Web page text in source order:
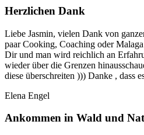
Herzlichen Dank
Liebe Jasmin, vielen Dank von
paar Cooking, Coaching oder
Dir und man wird reichlich an
wieder über die Grenzen
diese überschreiten ))) Danke , dass
Elena Engel
Ankommen in Wald und